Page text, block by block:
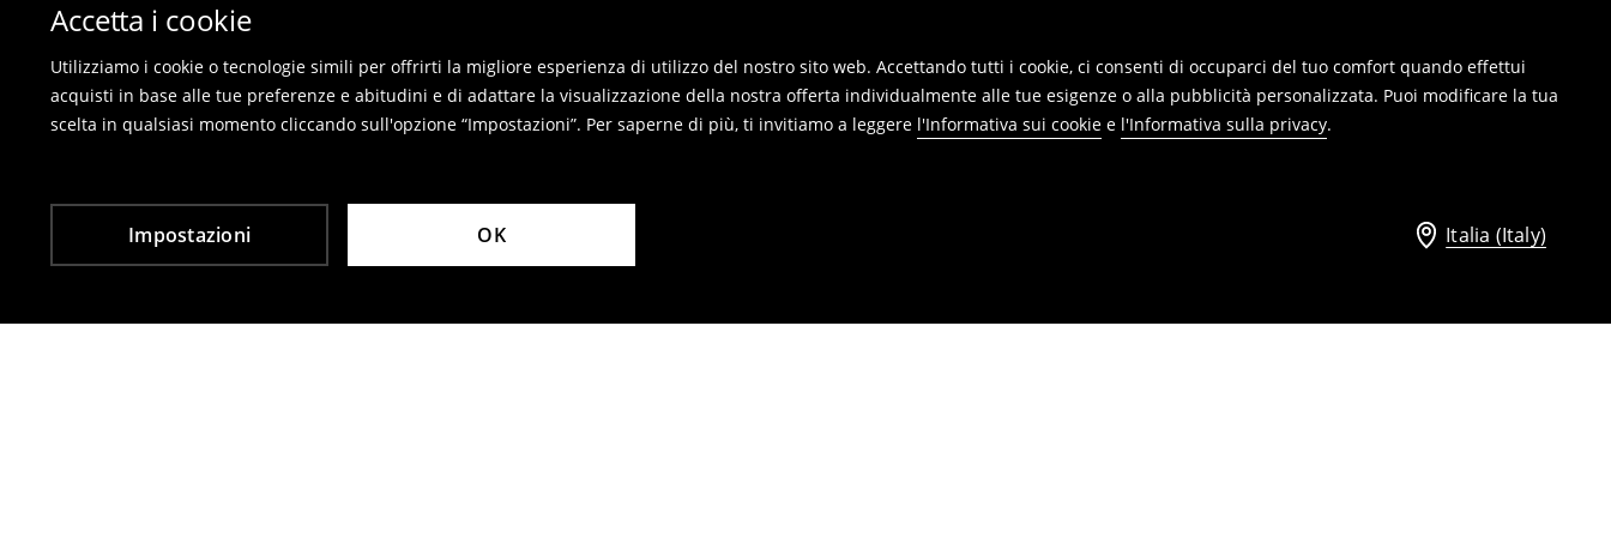
Accetta i cookie
Utilizziamo i cookie o tecnologie simili per offrirti la migliore esperienza di utilizzo del nostro sito web. Accettando tutti i cookie, ci consenti di occuparci del tuo comfort quando effettui
acquisti in base alle tue preferenze e abitudini e di adattare la visualizzazione della nostra offerta individualmente alle tue esigenze o alla pubblicità personalizzata. Puoi modificare la tua
scelta in qualsiasi momento cliccando sull'opzione “Impostazioni”. Per saperne di più, ti invitiamo a leggere l'Informativa sui cookie e l'Informativa sulla privacy.
Impostazioni OK Italia (Italy)
Sul nostro negozio online - compila il modulo di reso online e inviaci i prodotti.
I costumi da bagno e pigiami non possono essere restituiti nei punti vendita. Si
prega di utilizzare il modulo di reso online.
Le restituzioni sono gratuite
⟶Resi